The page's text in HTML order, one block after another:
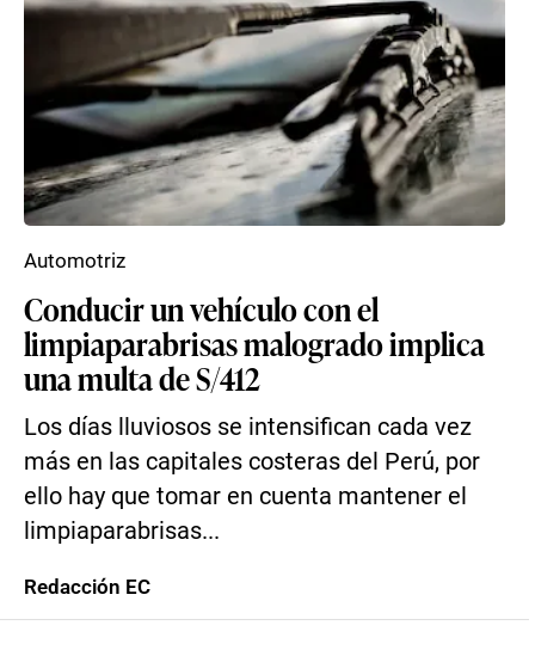
Conducir un vehículo con el
limpiaparabrisas malogrado implica
una multa de S/412
Los días lluviosos se intensifican cada vez
más en las capitales costeras del Perú, por
ello hay que tomar en cuenta mantener el
limpiaparabrisas...
Automotriz
Redacción EC